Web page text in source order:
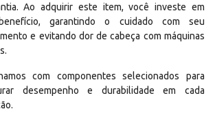
Ao adquirir este item, você investe em
garantindo o cuidado com seu
e evitando dor de cabeça com máquinas
com componentes selecionados para
desempenho e durabilidade em cada